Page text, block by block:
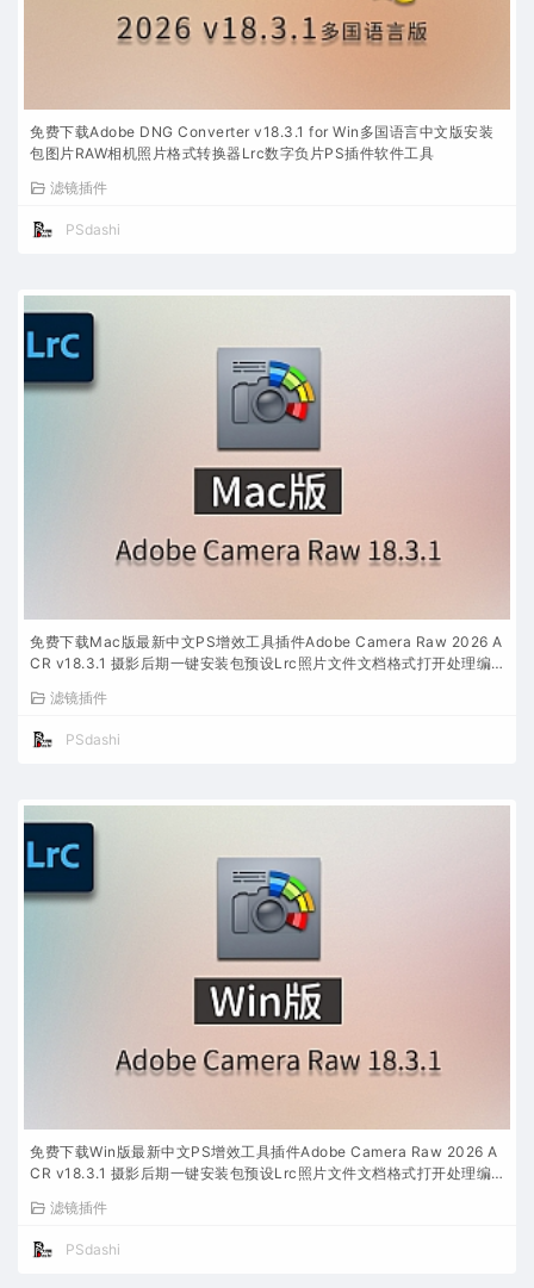
免费下载Adobe DNG Converter v18.3.1 for Win多国语言中文版安装
包图片RAW相机照片格式转换器Lrc数字负片PS插件软件工具
滤镜插件
PSdashi
免费下载Mac版最新中文PS增效工具插件Adobe Camera Raw 2026 A
CR v18.3.1 摄影后期一键安装包预设Lrc照片文件文档格式打开处理编
滤镜插件
PSdashi
免费下载Win版最新中文PS增效工具插件Adobe Camera Raw 2026 A
CR v18.3.1 摄影后期一键安装包预设Lrc照片文件文档格式打开处理编
滤镜插件
PSdashi